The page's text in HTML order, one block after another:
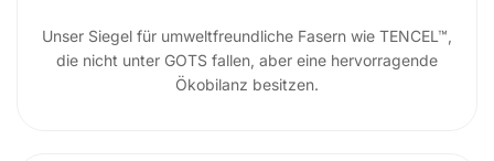
Unser Siegel für umweltfreundliche Fasern wie TENCEL™,
die nicht unter GOTS fallen, aber eine hervorragende
Ökobilanz besitzen.